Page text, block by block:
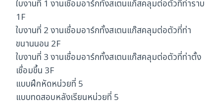
ใบงานที่ 1 งานเชื่อมอาร์กทั้งสเตนแก็สคลุมต่อตัวทีท่าราบ
1F
ใบงานที่ 2 งานเชื่อมอาร์กทั้งสเตนแก๊สคลุมต่อตัวที่ท่า
ขนานนอน 2F
ใบงานที่ 3 งานเชื่อมอาร์กทั้งสเตนแก๊สคลุมต่อตัวที่ท่าตั้ง
เชื่อมขึ้น 3F
แบบฝึกหัดหน่วยที่ 5
แบบทดสอบหลังเรียนหน่วยที่ 5